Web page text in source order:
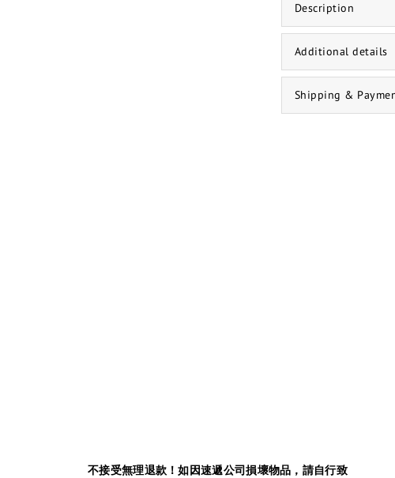
Description
Additional details
Shipping &
不接受無理退款！如因速遞公司損壞物品，請自行致